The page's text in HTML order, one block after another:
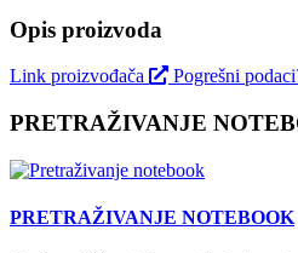
Opis proizvoda
Link proizvođača Pogrešni
PRETRAŽIVANJE
PRETRAŽIVANJE NOTEBOOK